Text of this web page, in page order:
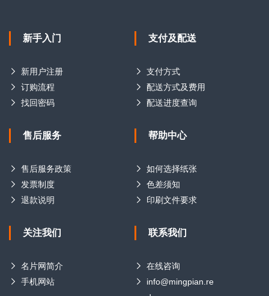
新手入门
新用户注册
订购流程
找回密码
支付及配送
支付方式
配送方式及费用
配送进度查询
售后服务
售后服务政策
发票制度
退款说明
帮助中心
如何选择纸张
色差须知
印刷文件要求
关注我们
名片网简介
手机网站
联系我们
在线咨询
info@mingpian.re